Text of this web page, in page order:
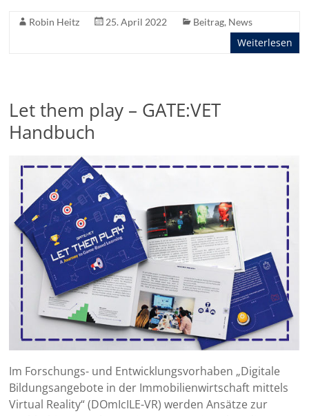
Robin Heitz 25. April 2022 Beitrag, News
Weiterlesen
Let them play – GATE:VET
Handbuch
Im Forschungs- und Entwicklungsvorhaben „Digitale
Bildungsangebote in der Immobilienwirtschaft mittels
Virtual Reality“ (DOmIcILE-VR) werden Ansätze zur